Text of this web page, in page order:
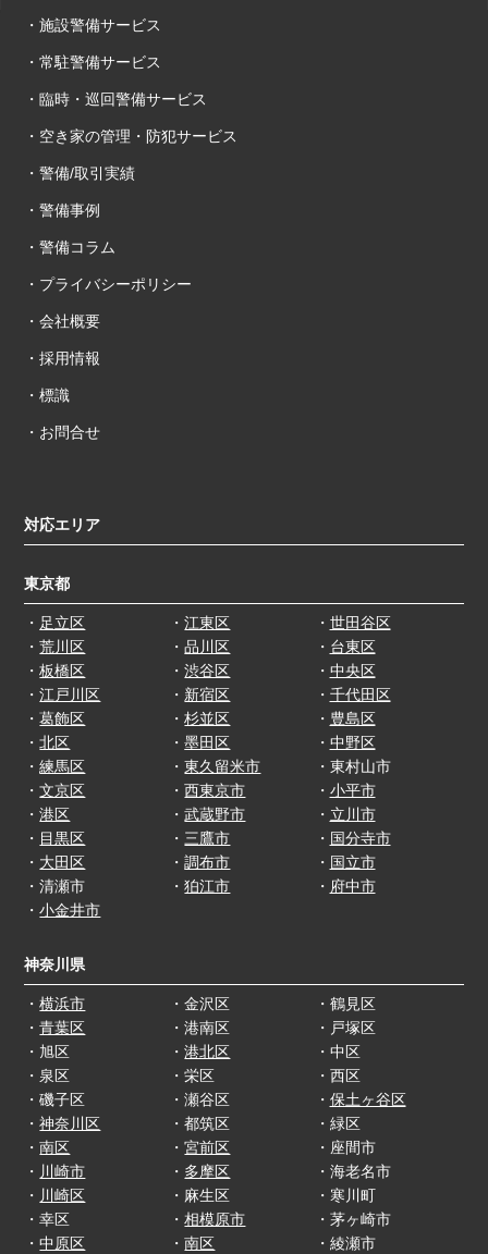
・施設警備サービス
・常駐警備サービス
・臨時・巡回警備サービス
・空き家の管理・防犯サービス
・警備/取引実績
・警備事例
・警備コラム
・プライバシーポリシー
・会社概要
・採用情報
・標識
・お問合せ
対応エリア
東京都
・ 足立区
・荒川区
・板橋区
・江戸川区
・葛飾区
・北区
・江東区
・品川区
・渋谷区
・ 新宿区
・杉並区
・墨田区
・ 世田谷区
・ 台東区
・ 中央区
・ 千代田区
・ 豊島区
・ 中野区
・練馬区
・文京区
・港区
・ 目黒区
・ 大田区
・清瀬市
・東久留米市
・西東京市
・武蔵野市
・ 三鷹市
・調布市
・狛江市
・東村山市
・ 小平市
・ 立川市
・ 国分寺市
・ 国立市
・ 府中市
・小金井市
神奈川県
・横浜市
・青葉区
・旭区
・泉区
・磯子区
・神奈川区
・金沢区
・港南区
・港北区
・栄区
・瀬谷区
・都筑区
・鶴見区
・戸塚区
・中区
・西区
・ 保土ヶ谷区
・緑区
・南区
・ 川崎市
・ 川崎区
・幸区
・中原区
・宮前区
・ 多摩区
・麻生区
・相模原市
・南区
・座間市
・海老名市
・寒川町
・茅ヶ崎市
・綾瀬市